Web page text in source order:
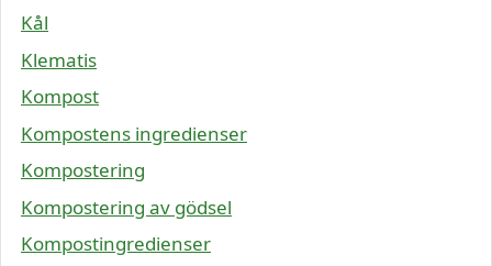
Kål
Klematis
Kompost
Kompostens ingredienser
Kompostering
Kompostering av gödsel
Kompostingredienser